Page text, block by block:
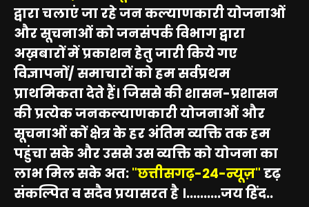
द्वारा चलाएं जा रहे जन कल्याणकारी योजनाओं
और सूचनाओं को जनसंपर्क विभाग द्वारा
अख़बारों में प्रकाशन हेतु जारी किये गए
विज्ञापनों/ समाचारों को हम सर्वप्रथम
प्राथमिकता देते हैं। जिससे की शासन-प्रशासन
की प्रत्येक जनकल्याणकारी योजनाओं और
सूचनाओं कों क्षेत्र के हर अंतिम व्यक्ति तक हम
पहुंचा सके और उससे उस व्यक्ति को योजना का
लाभ मिल सके अत:"छत्तीसगढ़-24-न्यूज़"दृढ़
संकल्पित व सदैव प्रयासरत है ।..........जय हिंद..